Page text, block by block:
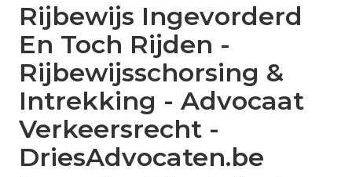
Rijbewijs Ingevorderd
En Toch Rijden -
Rijbewijsschorsing &
Intrekking - Advocaat
Verkeersrecht -
DriesAdvocaten.be